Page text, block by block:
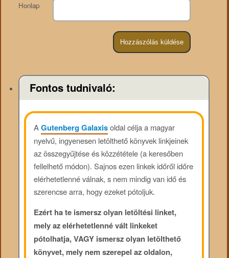
Honlap
Fontos tudnivaló:
AGutenberg Galaxisoldal célja a magyar
nyelvű, ingyenesen letölthető könyvek linkjeinek
az összegyűjtése és közzététele (a keresőben
fellelhető módon). Sajnos ezen linkek időről időre
elérhetetlenné válnak, s nem mindig van idő és
szerencse arra, hogy ezeket pótoljuk.
Ezért ha te ismersz olyan letöltési linket,
mely az elérhetetlenné vált linkeket
pótolhatja, VAGY ismersz olyan letölthető
könyvet, mely nem szerepel az oldalon,